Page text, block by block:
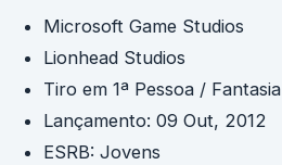
Microsoft Game Studios
Lionhead Studios
Tiro em 1ª Pessoa / Fantasia
Lançamento: 09 Out, 2012
ESRB: Jovens